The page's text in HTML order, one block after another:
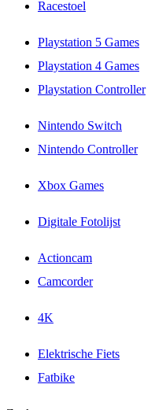
Racestoel
Playstation 5 Games
Playstation 4 Games
Playstation Controller
Nintendo Switch
Nintendo Controller
Xbox Games
Digitale Fotolijst
Actioncam
Camcorder
4K
Elektrische Fiets
Fatbike